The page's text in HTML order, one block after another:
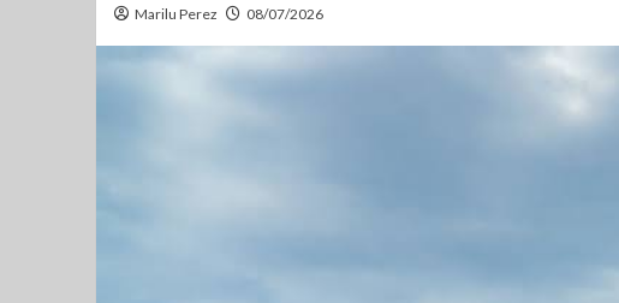
Marilu Perez 08/07/2026